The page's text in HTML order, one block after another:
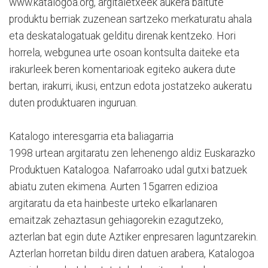
produktu berriak zuzenean sartzeko merkaturatu ahala
eta deskatalogatuak gelditu direnak kentzeko. Hori
horrela, webgunea urte osoan kontsulta daiteke eta
irakurleek beren komentarioak egiteko aukera dute
bertan, irakurri, ikusi, entzun edota jostatzeko aukeratu
duten produktuaren inguruan.
Katalogo interesgarria eta baliagarria
1998 urtean argitaratu zen lehenengo aldiz Euskarazko
Produktuen Katalogoa. Nafarroako udal gutxi ba­tzuek
abiatu zuten ekimena. Aurten 15garren edizioa
argitaratu da eta hainbeste urteko elkarlanaren
emaitzak zehaztasun gehiagorekin ezagutzeko,
azterlan bat egin dute Aztiker enpresaren laguntzarekin.
Azterlan horretan bildu diren datuen arabera, Katalogoa